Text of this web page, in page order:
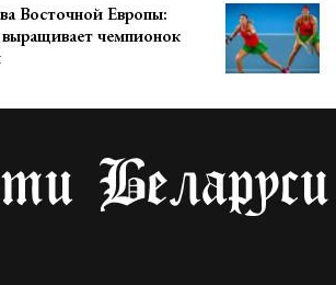
Восточной Европы:
чемпионок